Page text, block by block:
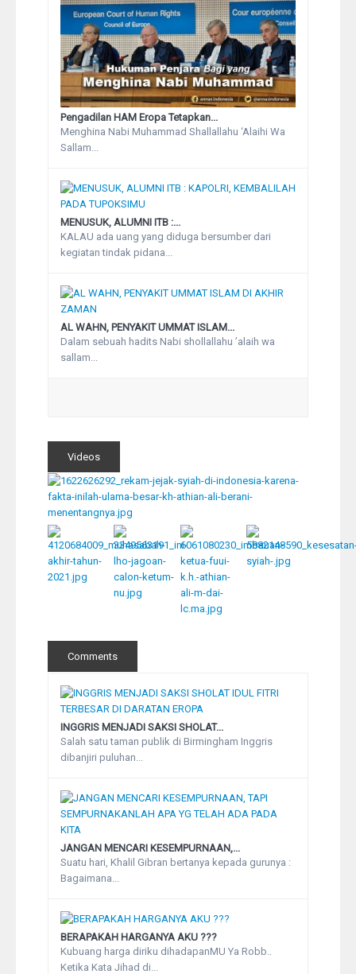
Pengadilan HAM Eropa Tetapkan...
Menghina Nabi Muhammad Shallallahu ‘Alaihi Wa
Sallam...
MENUSUK, ALUMNI ITB :...
KALAU ada uang yang diduga bersumber dari
kegiatan tindak pidana...
AL WAHN, PENYAKIT UMMAT ISLAM...
Dalam sebuah hadits Nabi shollallahu ’alaih wa
sallam...
Videos
Comments
INGGRIS MENJADI SAKSI SHOLAT...
Salah satu taman publik di Birmingham Inggris
dibanjiri puluhan...
JANGAN MENCARI KESEMPURNAAN,...
Suatu hari, Khalil Gibran bertanya kepada gurunya :
Bagaimana...
BERAPAKAH HARGANYA AKU ???
Kubuang harga diriku dihadapanMU Ya Robb..
Ketika Kata Jihad di...